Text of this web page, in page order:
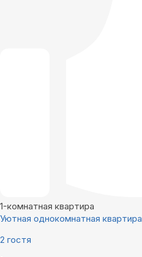
1-комнатная квартира
Уютная однокомнатная квартира
2 гостя